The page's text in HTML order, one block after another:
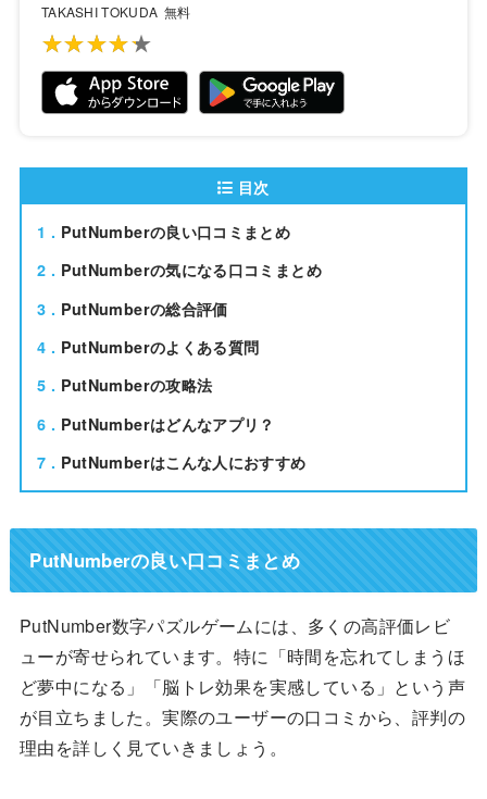
TAKASHI TOKUDA 無料
★★★★★
★★★★★
目次
1
PutNumberの良い口コミまとめ
2
PutNumberの気になる口コミまとめ
3
PutNumberの総合評価
4
PutNumberのよくある質問
5
PutNumberの攻略法
6
PutNumberはどんなアプリ？
7
PutNumberはこんな人におすすめ
PutNumberの良い口コミまとめ
PutNumber数字パズルゲームには、多くの高評価レビ
ューが寄せられています。特に「時間を忘れてしまうほ
ど夢中になる」「脳トレ効果を実感している」という声
が目立ちました。実際のユーザーの口コミから、評判の
理由を詳しく見ていきましょう。